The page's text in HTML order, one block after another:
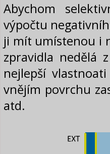
Abychom
výpočtu
ji mít umístenou i
zpravidla nedělá
nejlepší
vnějím povrchu
atd.